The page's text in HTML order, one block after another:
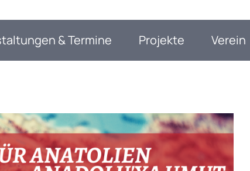
& Termine Projekte Verein